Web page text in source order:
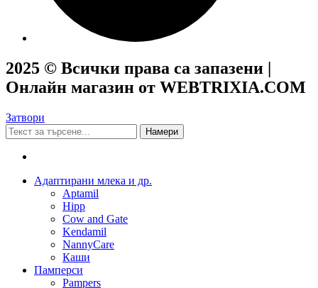
2025 © Всички права са запазени |
Онлайн магазин от WEBTRIXIA.COM
Затвори
Намери
Адаптирани млека и др.
Aptamil
Hipp
Cow and Gate
Kendamil
NannyCare
Каши
Памперси
Pampers